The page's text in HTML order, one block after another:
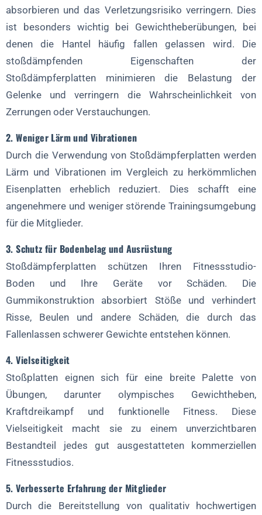
absorbieren und das Verletzungsrisiko verringern. Dies
ist besonders wichtig bei Gewichtheberübungen, bei
denen die Hantel häufig fallen gelassen wird. Die
stoßdämpfenden Eigenschaften der
Stoßdämpferplatten minimieren die Belastung der
Gelenke und verringern die Wahrscheinlichkeit von
Zerrungen oder Verstauchungen.
2. Weniger Lärm und Vibrationen
Durch die Verwendung von Stoßdämpferplatten werden
Lärm und Vibrationen im Vergleich zu herkömmlichen
Eisenplatten erheblich reduziert. Dies schafft eine
angenehmere und weniger störende Trainingsumgebung
für die Mitglieder.
3. Schutz für Bodenbelag und Ausrüstung
Stoßdämpferplatten schützen Ihren Fitnessstudio-
Boden und Ihre Geräte vor Schäden. Die
Gummikonstruktion absorbiert Stöße und verhindert
Risse, Beulen und andere Schäden, die durch das
Fallenlassen schwerer Gewichte entstehen können.
4. Vielseitigkeit
Stoßplatten eignen sich für eine breite Palette von
Übungen, darunter olympisches Gewichtheben,
Kraftdreikampf und funktionelle Fitness. Diese
Vielseitigkeit macht sie zu einem unverzichtbaren
Bestandteil jedes gut ausgestatteten kommerziellen
Fitnessstudios.
5. Verbesserte Erfahrung der Mitglieder
Durch die Bereitstellung von qualitativ hochwertigen